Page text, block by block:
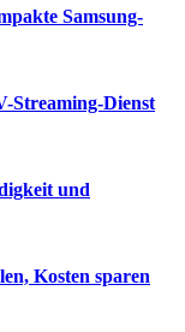
Samsung-
Streaming-Dienst
und
Kosten sparen